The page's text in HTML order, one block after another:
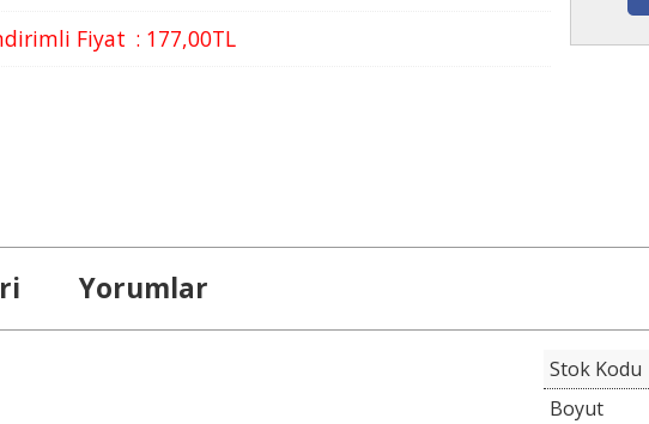
Fiyat : 177,00TL
Yorumlar
Stok Kodu
Boyut